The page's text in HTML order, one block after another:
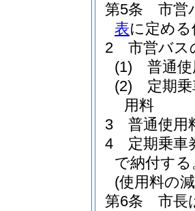
第5条
市営
表に定め
2
市営バス
(1)
普通
(2)
定期
用料
3
普通使用
4
定期乗車
で納付する
(使用料の
第6条
市長